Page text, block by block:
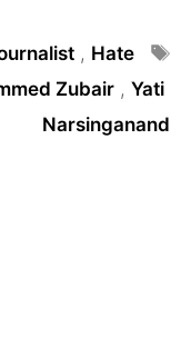
Tags
, Hate
Zubair , Yati
Narsinganand